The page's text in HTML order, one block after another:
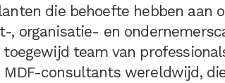
die behoefte hebben aan
, organisatie- en
team van
MDF-consultants wereldwijd,